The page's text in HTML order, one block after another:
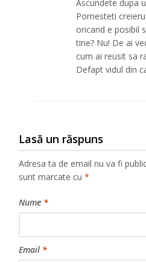
Ascundete dupa
Pornesteti
oricand e posibil
tine? Nu! De ai
cum ai reusit sa
Defapt vidul din
Lasă un răspuns
Adresa ta de email nu va fi
sunt marcate cu*
Nume *
Email *